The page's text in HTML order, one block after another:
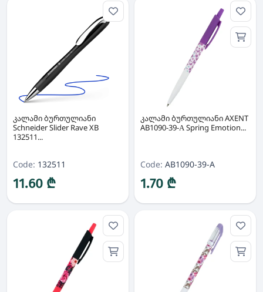
კალამი ბურთულიანი
Schneider Slider Rave XB
132511...
Code: 132511
11.60 ₾
კალამი ბურთულიანი AXENT
AB1090-39-А Spring Emotion...
Code: AB1090-39-A
1.70 ₾